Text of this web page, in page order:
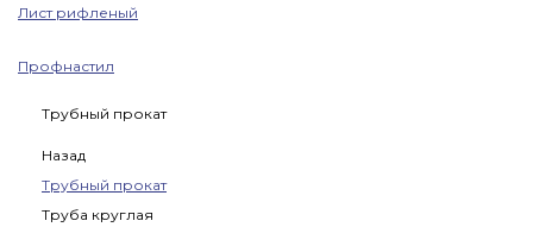
Лист рифленый
Профнастил
Трубный прокат
Назад
Трубный прокат
Труба круглая